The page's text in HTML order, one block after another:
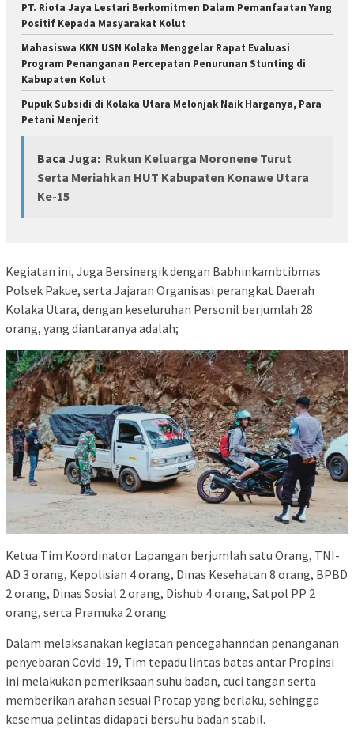
PT. Riota Jaya Lestari Berkomitmen Dalam Pemanfaatan Yang
Positif Kepada Masyarakat Kolut
Mahasiswa KKN USN Kolaka Menggelar Rapat Evaluasi
Program Penanganan Percepatan Penurunan Stunting di
Kabupaten Kolut
Pupuk Subsidi di Kolaka Utara Melonjak Naik Harganya, Para
Petani Menjerit
Baca Juga: Rukun Keluarga Moronene Turut
Serta Meriahkan HUT Kabupaten Konawe Utara
Ke-15
Kegiatan ini, Juga Bersinergik dengan Babhinkambtibmas
Polsek Pakue, serta Jajaran Organisasi perangkat Daerah
Kolaka Utara, dengan keseluruhan Personil berjumlah 28
orang, yang diantaranya adalah;
Ketua Tim Koordinator Lapangan berjumlah satu Orang, TNI-
AD 3 orang, Kepolisian 4 orang, Dinas Kesehatan 8 orang, BPBD
2 orang, Dinas Sosial 2 orang, Dishub 4 orang, Satpol PP 2
orang, serta Pramuka 2 orang.
Dalam melaksanakan kegiatan pencegahanndan penanganan
penyebaran Covid-19, Tim tepadu lintas batas antar Propinsi
ini melakukan pemeriksaan suhu badan, cuci tangan serta
memberikan arahan sesuai Protap yang berlaku, sehingga
kesemua pelintas didapati bersuhu badan stabil.